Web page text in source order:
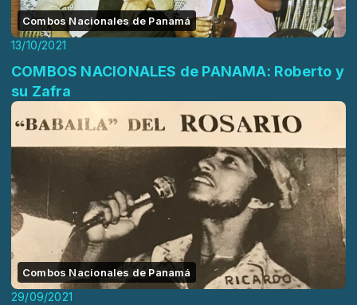
Combos Nacionales de Panamá
13/10/2021
COMBOS NACIONALES de PANAMA: Roberto y
su Zafra
Combos Nacionales de Panamá
29/09/2021